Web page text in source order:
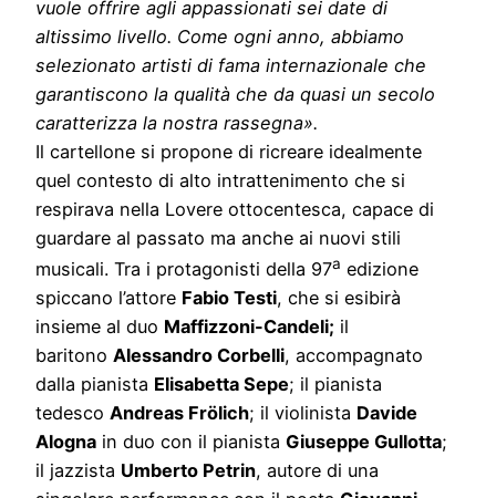
vuole offrire agli appassionati sei date di
altissimo livello. Come ogni anno, abbiamo
selezionato artisti di fama internazionale che
garantiscono la qualità che da quasi un secolo
caratterizza la nostra rassegna».
Il cartellone si propone di ricreare idealmente
quel contesto di alto intrattenimento che si
respirava nella Lovere ottocentesca, capace di
guardare al passato ma anche ai nuovi stili
musicali. Tra i protagonisti della 97a edizione
spiccano l’attore Fabio Testi, che si esibirà
insieme al duo Maffizzoni-Candeli; il
baritono Alessandro Corbelli, accompagnato
dalla pianista Elisabetta Sepe; il pianista
tedesco Andreas Frölich; il violinista Davide
Alogna in duo con il pianista Giuseppe Gullotta;
il jazzista Umberto Petrin, autore di una